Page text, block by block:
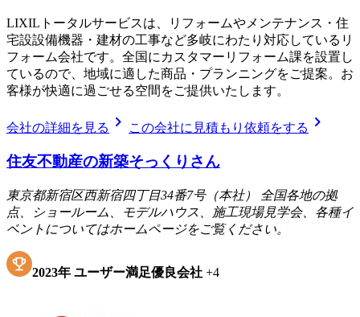
LIXILトータルサービスは、リフォームやメンテナンス・住
宅設設備機器・建材の工事など多岐にわたり対応しているリ
フォーム会社です。全国にカスタマーリフォーム課を設置し
ているので、地域に適した商品・プランニングをご提案。お
客様が快適に過ごせる空間をご提供いたします。
会社の詳細を見る chevron_right この会社に見積もり依頼をする chevron_right
住友不動産の新築そっくりさん
東京都新宿区西新宿四丁目34番7号（本社） 全国各地の拠
点、ショールーム、モデルハウス、施工現場見学会、各種イ
ベントについてはホームページをご覧ください。
2023年 ユーザー満足優良会社 +4